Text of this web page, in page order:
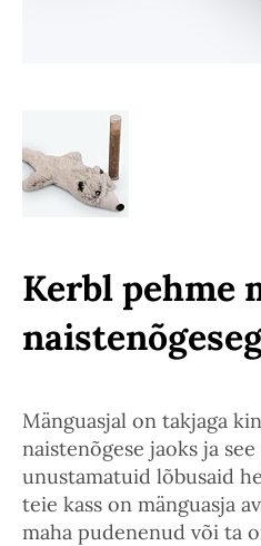
Kerbl pehme
Mänguasjal on takjaga
naistenõgese jaoks ja
unustamatuid lõbusaid
teie kass on mänguasja
maha pudenenud või ta